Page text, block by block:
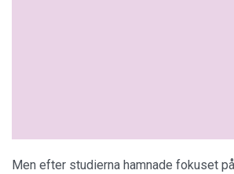
Men efter studierna hamnade fokuset